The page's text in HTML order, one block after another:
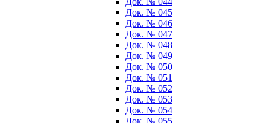
Док. № 045
Док. № 046
Док. № 047
Док. № 048
Док. № 049
Док. № 050
Док. № 051
Док. № 052
Док. № 053
Док. № 054
Док. № 055